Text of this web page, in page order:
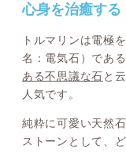
心身を治癒す
トルマリンは電極
名：電気石）であ
ある不思議な石と
人気です。
純粋に可愛い天然
ストーンとして、